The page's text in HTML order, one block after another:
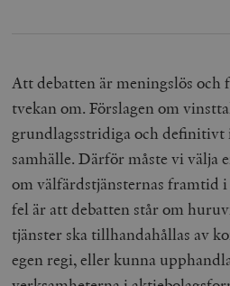
Att debatten är meningslös och
tvekan om. Förslagen om
grundlagsstridiga och definitivt
samhälle. Därför måste vi välja
om välfärdstjänsternas framtid
fel är att debatten står om
tjänster ska tillhandahållas av
egen regi, eller kunna